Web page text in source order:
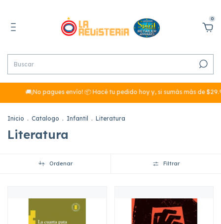
0
pagues envío! 📦 Hacé tu pedido hoy y, si sumás más de $29.990, el
Inicio . Catalogo . Infantil . Literatura
Literatura
Ordenar Filtrar